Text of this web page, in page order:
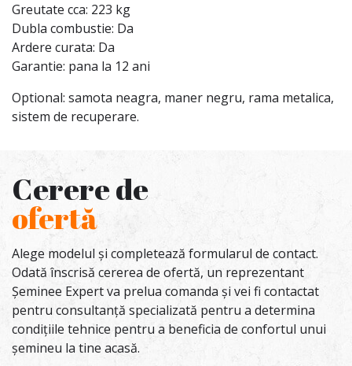
Greutate cca: 223 kg
Dubla combustie: Da
Ardere curata: Da
Garantie: pana la 12 ani
Optional: samota neagra, maner negru, rama metalica,
sistem de recuperare.
Cerere de
ofertă
Alege modelul și completează formularul de contact.
Odată înscrisă cererea de ofertă, un reprezentant
Șeminee Expert va prelua comanda și vei fi contactat
pentru consultanță specializată pentru a determina
condițiile tehnice pentru a beneficia de confortul unui
șemineu la tine acasă.